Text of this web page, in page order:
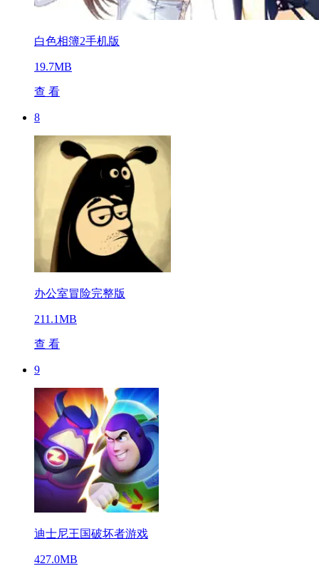
白色相簿2手机版
19.7MB
查 看
8
办公室冒险完整版
211.1MB
查 看
9
迪士尼王国破坏者游戏
427.0MB